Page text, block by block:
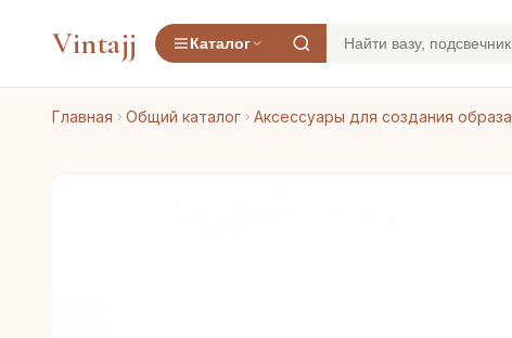
Vintajj Каталог
Главная Общий каталог Аксессуары для создания образа